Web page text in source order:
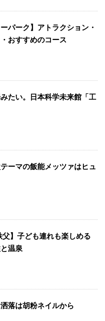
パーク】アトラクション・
おすすめのコース
たい。日本科学未来館「工
ーマの飯能メッツァはヒュ
父】子ども連れも楽しめる
温泉
落は胡粉ネイルから